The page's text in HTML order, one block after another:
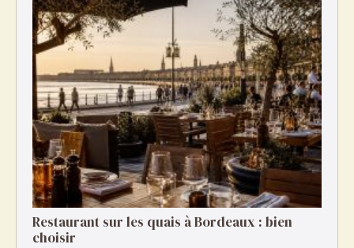
Restaurant sur les quais à Bordeaux : bien
choisir